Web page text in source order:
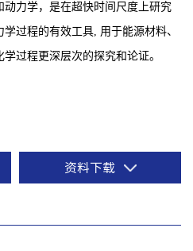
力学，是在超快时间尺度 上研究
过程的有效工具, 用于能源材料、
学过程更深层次的探究和论证。
资料下载